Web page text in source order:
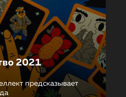
2021
предсказывает